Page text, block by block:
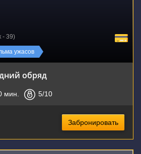
ужасов
- 39)
обряд
мин. 5/10
Забронировать